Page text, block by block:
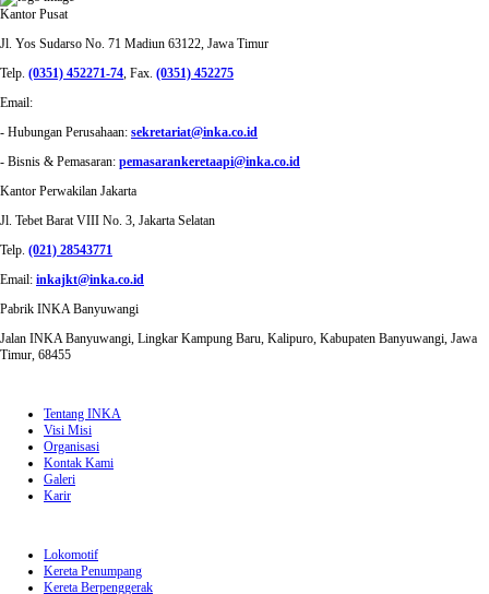
Kantor Pusat
Jl. Yos Sudarso No. 71 Madiun 63122, Jawa Timur
Telp. (0351) 452271-74, Fax. (0351) 452275
Email:
- Hubungan Perusahaan: sekretariat@inka.co.id
- Bisnis & Pemasaran: pemasarankeretaapi@inka.co.id
Kantor Perwakilan Jakarta
Jl. Tebet Barat VIII No. 3, Jakarta Selatan
Telp. (021) 28543771
Email: inkajkt@inka.co.id
Pabrik INKA Banyuwangi
Jalan INKA Banyuwangi, Lingkar Kampung Baru, Kalipuro, Kabupaten Banyuwangi, Jawa
Timur, 68455
Tentang INKA
Visi Misi
Organisasi
Kontak Kami
Galeri
Karir
Lokomotif
Kereta Penumpang
Kereta Berpenggerak